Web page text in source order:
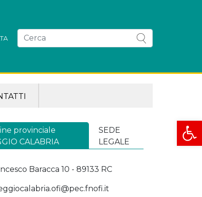
Apri
provinciale
CALABRIA
SEDE
LEGALE
Baracca 10 - 89133 RC